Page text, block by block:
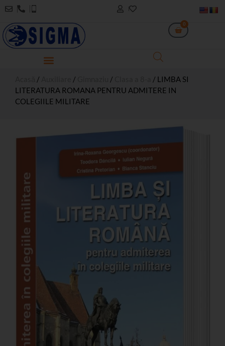
0
/ / /
/ LIMBA SI
LITERATURA ROMANA PENTRU ADMITERE IN
COLEGIILE MILITARE